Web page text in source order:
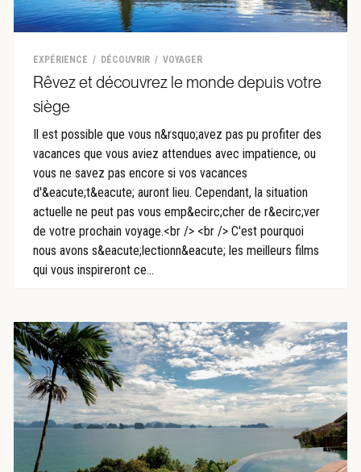
EXPÉRIENCE DÉCOUVRIR VOYAGER
Rêvez et découvrez le monde depuis votre
siège
Il est possible que vous n&rsquo;avez pas pu profiter des
vacances que vous aviez attendues avec impatience, ou
vous ne savez pas encore si vos vacances
d'&eacute;t&eacute; auront lieu. Cependant, la situation
actuelle ne peut pas vous emp&ecirc;cher de r&ecirc;ver
de votre prochain voyage.<br /> <br /> C'est pourquoi
nous avons s&eacute;lectionn&eacute; les meilleurs films
qui vous inspireront ce...